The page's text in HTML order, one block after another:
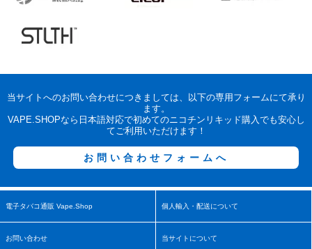
当サイトへのお問い合わせにつきましては、以下の専用フォームにて承り
ます。
VAPE.SHOPなら日本語対応で初めてのニコチンリキッド購入でも安心し
てご利用いただけます！
お問い合わせフォームへ
電子タバコ通販 Vape.Shop 個人輸入・配送について
お問い合わせ 当サイトについて